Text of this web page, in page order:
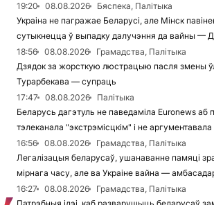
19:20 08.08.2026
Бяспека, Палітыка
Украіна не пагражае Беларусі, але Мінск
сутыкнецца ў выпадку далучэння да вайны —
18:56
08.08.2026
Грамадства, Палітыка
Дзядок за жорсткую люстрацыю пасля змены
Турарбекава — супраць
17:47
08.08.2026
Палітыка
Беларусь дагэтуль не паведаміла Euronews аб
тэлеканала "экстрэмісцкім" і не
16:56
08.08.2026
Грамадства, Палітыка
Легалізацыя беларусаў, ушанаванне памяці
мірнага часу, але ва Украіне вайна —
16:27
08.08.2026
Грамадства, Палітыка